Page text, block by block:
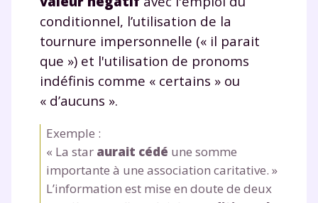
conditionnel, l’utilisation de la
tournure impersonnelle (« il parait
que ») et l'utilisation de pronoms
indéfinis comme « certains » ou
« d’aucuns ».
Exemple :
« La star aurait cédé une somme
importante à une association caritative. »
L’information est mise en doute de deux
Envie de progresser